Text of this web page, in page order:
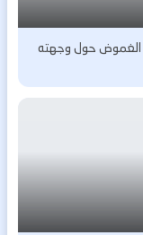
الغموض حول وجهته